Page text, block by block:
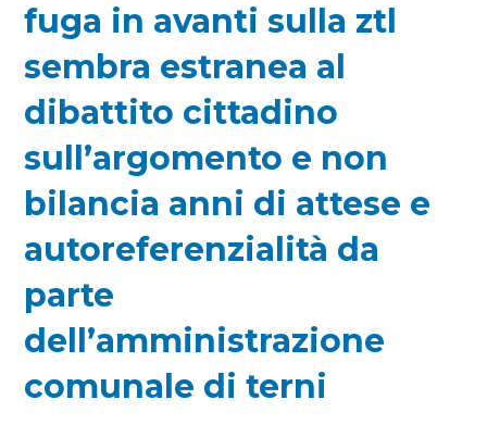
fuga in avanti sulla ztl
sembra estranea al
dibattito cittadino
sull’argomento e non
bilancia anni di attese e
autoreferenzialità da
parte
dell’amministrazione
comunale di terni